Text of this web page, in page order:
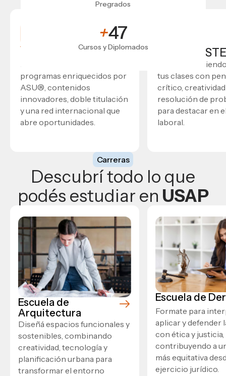
Pregrados
+47
Cursos y Diplomados
Powered by ASU®
programas enriquecidos por
ASU®, contenidos
innovadores, doble titulación
y una red internacional que
abre oportunidades.
Enfoque
Aprende
tus clases con
crítico,
resolución de
para destacar en
laboral.
Carreras
Descubrí todo lo que
podés estudiar en USAP
Escuela de
Arquitectura
Diseñá espacios funcionales y
sostenibles, combinando
creatividad, tecnología y
planificación urbana para
transformar el entorno
Escuela de
Formate para
aplicar y defender
con ética y justicia,
contribuyendo a
más equitativa
ejercicio jurídico.